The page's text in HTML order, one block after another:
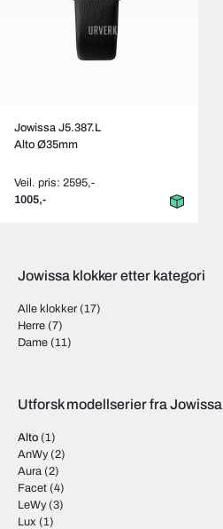
Jowissa J5.387.L
Alto Ø35mm
Veil. pris: 2595,-
1005,-
Jowissa klokker etter kategori
Alle klokker (17)
Herre (7)
Dame (11)
Utforsk modellserier fra Jowissa
Alto (1)
AnWy(2)
Aura (2)
Facet (4)
LeWy(3)
Lux (1)